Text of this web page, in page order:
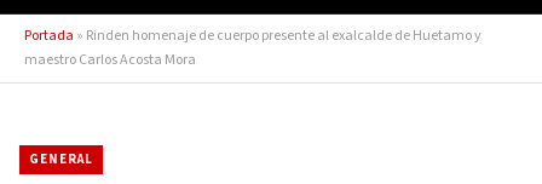
Portada » Rinden homenaje de cuerpo presente al exalcalde de Huetamo y
maestro Carlos Acosta Mora
GENERAL